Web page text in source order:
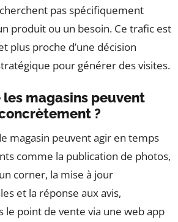
pas spécifiquement
produit ou un besoin. Ce trafic est
plus proche d’une décision
pour générer des visites.
les magasins peuvent
?
magasin peuvent agir en temps
comme la publication de photos,
corner, la mise à jour
et la réponse aux avis,
point de vente via une web app